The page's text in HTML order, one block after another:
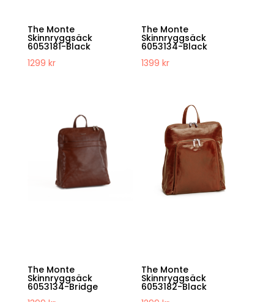
The Monte
Skinnryggsäck
6053181-Black
1299 kr
The Monte
Skinnryggsäck
6053134-Black
1399kr
The Monte
Skinnryggsäck
6053134-Bridge
The Monte
Skinnryggsäck
6053182-Black